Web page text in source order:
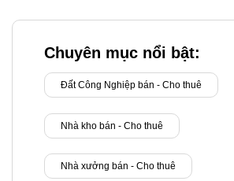
Chuyên mục nổi bật:
Đất Công Nghiệp bán - Cho thuê
Nhà kho bán - Cho thuê
Nhà xưởng bán - Cho thuê